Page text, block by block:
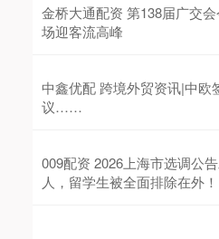
金桥大通配资 第138届广交
场迎客流高峰
中鑫优配 跨境外贸资讯|中欧
议……
009配资 2026上海市选调公
人，留学生被全面排除在外！